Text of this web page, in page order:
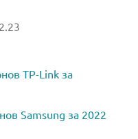
TP-Link за
Samsung за 2022